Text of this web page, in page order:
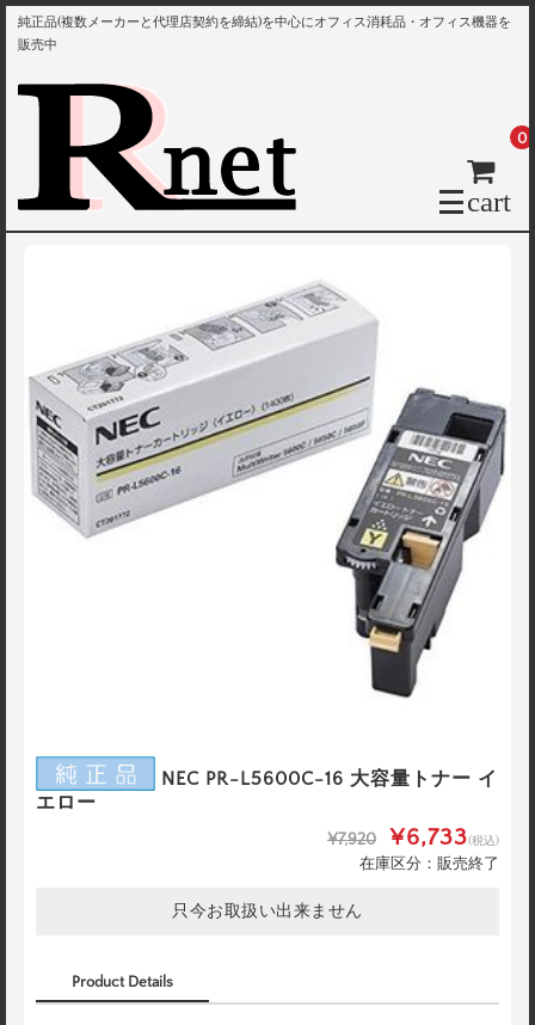
純正品(複数メーカーと代理店契約を締結)を中心にオフィス消耗品・オフィス機器を
販売中
cart
0
NEC PR-L5600C-16 大容量トナー イ
エロー
¥7,920 ¥6,733(税込)
在庫区分：販売終了
只今お取扱い出来ません
Product Details